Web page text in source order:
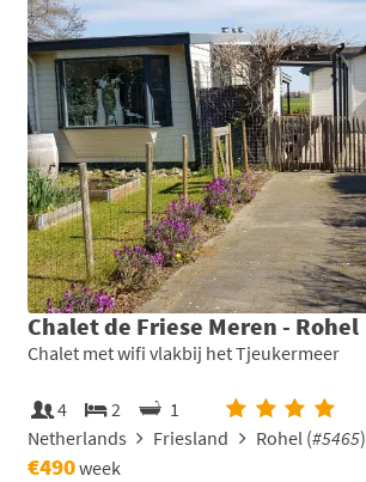
Chalet de Friese Meren - Rohel
Chalet met wifi vlakbij het Tjeukermeer
4 2
1
Netherlands
Friesland Rohel (#5465)
€490week